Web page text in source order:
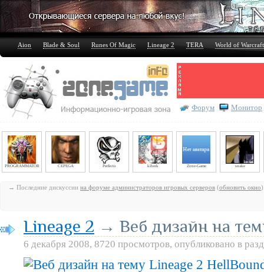
Aion Blade & Soul Runes Of Magic Lineage 2 TERA World of Warcraft
Форум Монитор
PROGRAMMATOR CEPEGA Perfecto kiberk Zone-Game snake
→ Последние дискуссии на форуме администраторов игровых серверов (обновить окно)
Lineage 2 → Веб дизайн на
6 декабря 2008, 8720 просмотров, опубликовано в